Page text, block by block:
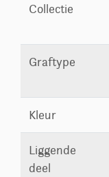
Collectie
Graftype
Kleur
Liggende
deel